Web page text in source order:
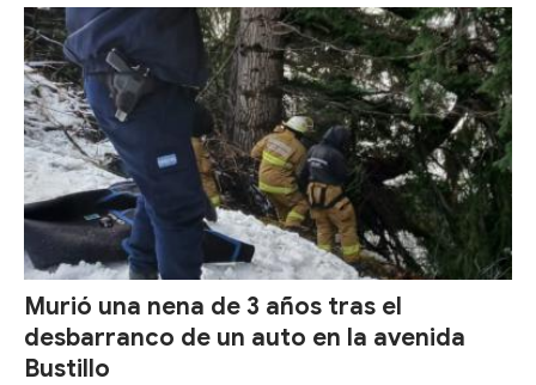
Murió una nena de 3 años tras el
desbarranco de un auto en la avenida
Bustillo